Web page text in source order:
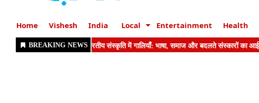
Home Vishesh India Local Entertainment Health